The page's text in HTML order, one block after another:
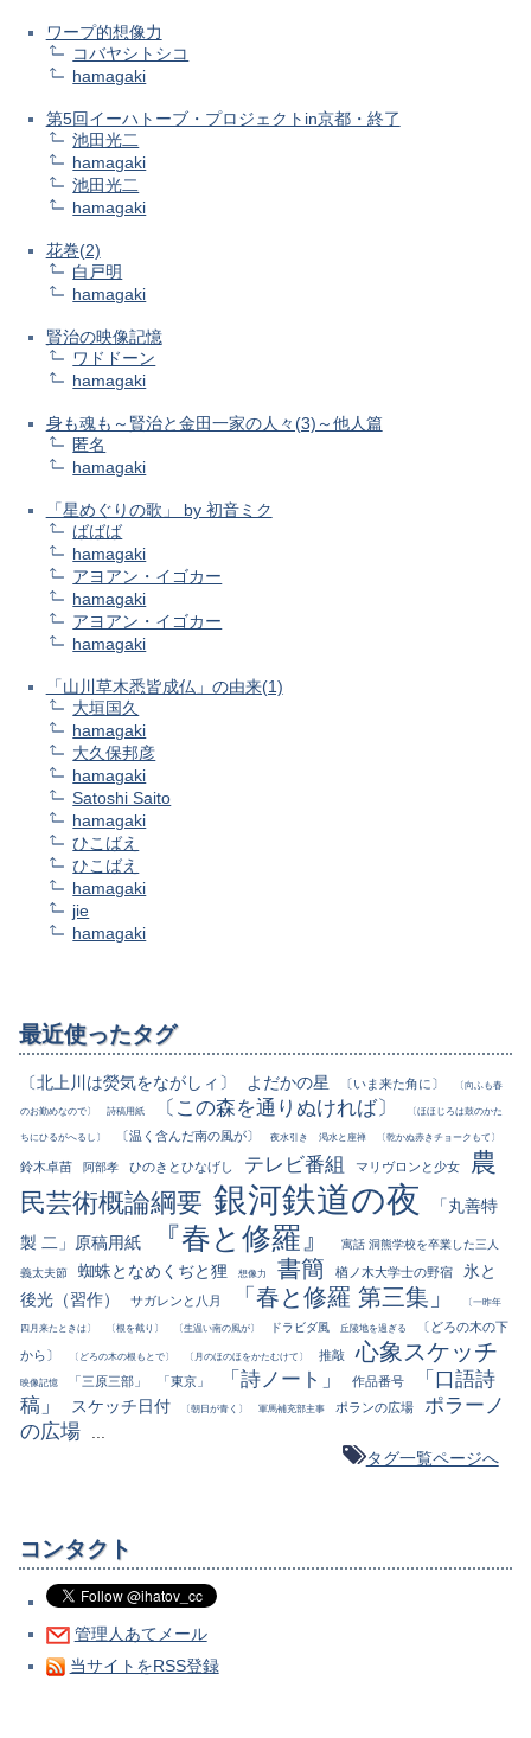
ワープ的想像力
コバヤシトシコ
hamagaki
第5回イーハトーブ・プロジェクトin京都・終了
池田光二
hamagaki
池田光二
hamagaki
花巻(2)
白戸明
hamagaki
賢治の映像記憶
ワドドーン
hamagaki
身も魂も～賢治と金田一家の人々(3)～他人篇
匿名
hamagaki
「星めぐりの歌」 by 初音ミク
ばばば
hamagaki
アヨアン・イゴカー
hamagaki
アヨアン・イゴカー
hamagaki
「山川草木悉皆成仏」の由来(1)
大垣国久
hamagaki
大久保邦彦
hamagaki
Satoshi Saito
hamagaki
ひこばえ
ひこばえ
hamagaki
jie
hamagaki
最近使ったタグ
〔北上川は熒気をながしィ〕 よだかの星 〔いま来た角に〕 〔向ふも春
のお勤めなので〕 詩稿用紙 〔この森を通りぬければ〕 〔ほほじろは鼓のかた
ちにひるがへるし〕 〔温く含んだ南の風が〕 夜水引き 渇水と座禅 〔乾かぬ赤きチョークもて〕
鈴木卓苗 阿部孝 ひのきとひなげし テレビ番組 マリヴロンと少女
農
民芸術概論綱要 銀河鉄道の夜
「丸善特
製 二」原稿用紙
『春と修羅』 寓話 洞熊学校を卒業した三人
義太夫節 蜘蛛となめくぢと狸 想像力 書簡 楢ノ木大学士の野宿
氷と
後光（習作）
サガレンと八月 「春と修羅 第三集」 〔一昨年
四月来たときは〕 〔根を截り〕 〔生温い南の風が〕 ドラビダ風 丘陵地を過ぎる
〔どろの木の下
から〕
〔どろの木の根もとで〕 〔月のほのほをかたむけて〕 推敲 心象スケッチ
映像記憶 「三原三部」 「東京」 「詩ノート」 作品番号
「口語詩
稿」
スケッチ日付 〔朝日が青く〕 軍馬補充部主事 ポランの広場
ポラーノ
の広場
タグ一覧ページへ
コンタクト
管理人あてメール
当サイトをRSS登録